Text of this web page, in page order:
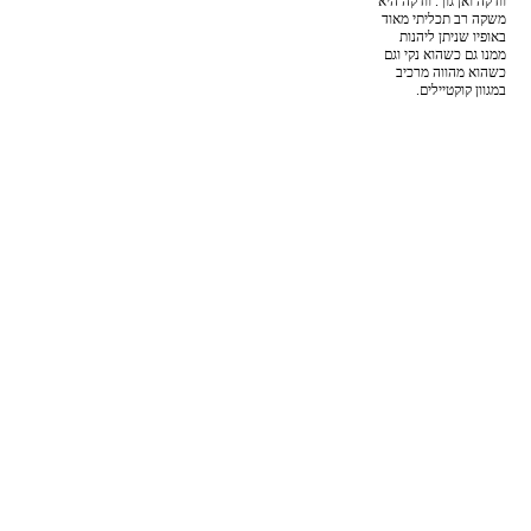
משקה רב תכליתי מאוד
באופיו שניתן ליהנות
ממנו גם כשהוא נקי וגם
כשהוא מהווה מרכיב
במגוון קוקטיילים.